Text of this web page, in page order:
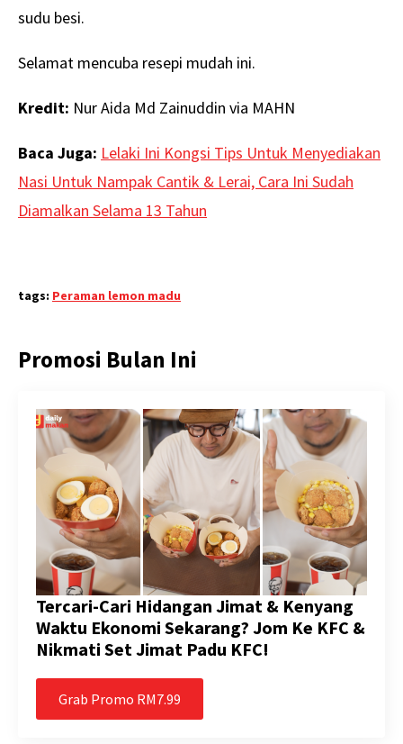
sudu besi.
Selamat mencuba resepi mudah ini.
Kredit: Nur Aida Md Zainuddin via MAHN
Baca Juga: Lelaki Ini Kongsi Tips Untuk Menyediakan
Nasi Untuk Nampak Cantik & Lerai, Cara Ini Sudah
Diamalkan Selama 13 Tahun
tags: Peraman lemon madu
Promosi Bulan Ini
Tercari-Cari Hidangan Jimat & Kenyang
Waktu Ekonomi Sekarang? Jom Ke KFC &
Nikmati Set Jimat Padu KFC!
Grab Promo RM7.99